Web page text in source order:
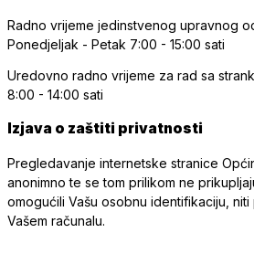
Radno vrijeme jedinstvenog upravnog
Ponedjeljak - Petak 7:00 - 15:00 sati
Uredovno radno vrijeme za rad sa
8:00 - 14:00 sati
Izjava o zaštiti privatnosti
Pregledavanje internetske stranice
anonimno te se tom prilikom ne
omogućili Vašu osobnu identifikaciju,
Vašem računalu.